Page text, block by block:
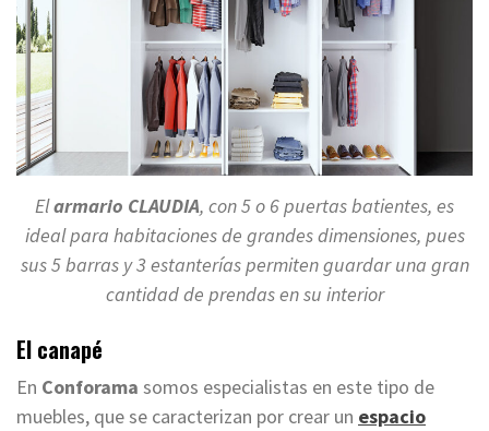
Elarmario CLAUDIA, con 5 o 6 puertas batientes, es
ideal para habitaciones de grandes dimensiones, pues
sus 5 barras y 3 estanterías permiten guardar una gran
cantidad de prendas en su interior
El canapé
En Conforama somos especialistas en este tipo de
muebles, que se caracterizan por crear un espacio